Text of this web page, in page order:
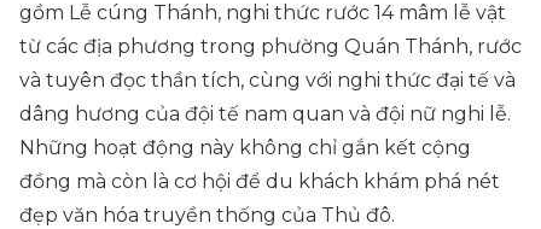
gồm Lễ cúng Thánh, nghi thức rước 14 mâm lễ vật
từ các địa phương trong phường Quán Thánh, rước
và tuyên đọc thần tích, cùng với nghi thức đại tế và
dâng hương của đội tế nam quan và đội nữ nghi lễ.
Những hoạt động này không chỉ gắn kết cộng
đồng mà còn là cơ hội để du khách khám phá nét
đẹp văn hóa truyền thống của Thủ đô.